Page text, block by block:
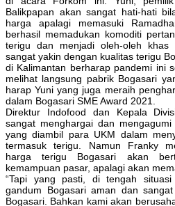
Balikpapan akan sangat hati-hati
harga apalagi memasuki
berhasil memadukan komoditi
terigu dan menjadi oleh-oleh khas
sangat yakin dengan kualitas terigu
di Kalimantan berharap pandemi ini
melihat langsung pabrik Bogasari
harap Yuni yang juga meraih
dalam Bogasari SME Award 2021.
Direktur Indofood dan Kepala
sangat menghargai dan
yang diambil para UKM dalam
termasuk terigu. Namun Franky
harga terigu Bogasari akan
kemampuan pasar, apalagi akan
“Tapi yang pasti, di tengah
gandum Bogasari aman dan
Bogasari. Bahkan kami akan